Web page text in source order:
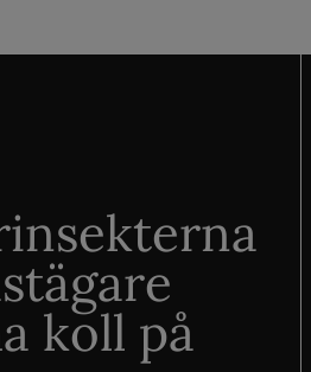
koll på